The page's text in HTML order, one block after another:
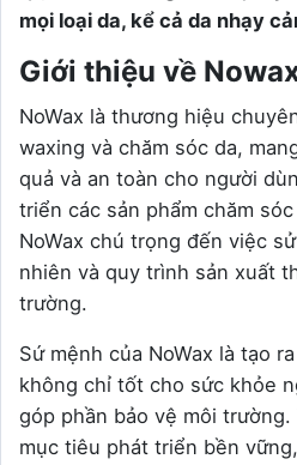
mọi loại da, kể cả da nhạy
Giới thiệu về
NoWax là thương hiệu
waxing và chăm sóc da,
quả và an toàn cho người
triển các sản phẩm chăm
NoWax chú trọng đến việc
nhiên và quy trình sản xuất
trường.
Sứ mệnh của NoWax là tạo
không chỉ tốt cho sức khỏe
góp phần bảo vệ môi
mục tiêu phát triển bền